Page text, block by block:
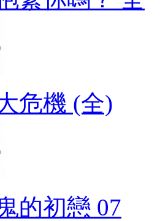
危機 (全)
的初戀 07